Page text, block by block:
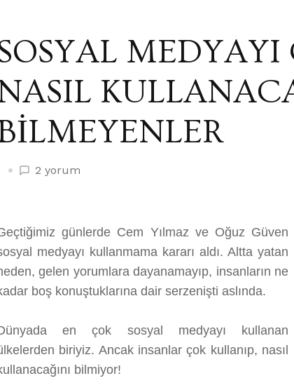
SOSYAL
NASIL
KULLANACAĞINI
BİLMEYENLER
için
2 yorum
günlerde Cem Yılmaz ve Oğuz Güven
medyayı kullanmama kararı aldı. Altta yatan
gelen yorumlara dayanamayıp, insanların ne
boş konuştuklarına dair serzenişti aslında.
en çok sosyal medyayı kullanan
biriyiz. Ancak insanlar çok kullanıp, nasıl
bilmiyor!